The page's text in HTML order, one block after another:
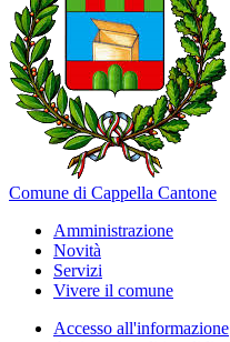
Comune di Cappella Cantone
Amministrazione
Novità
Servizi
Vivere il comune
Accesso all'informazione